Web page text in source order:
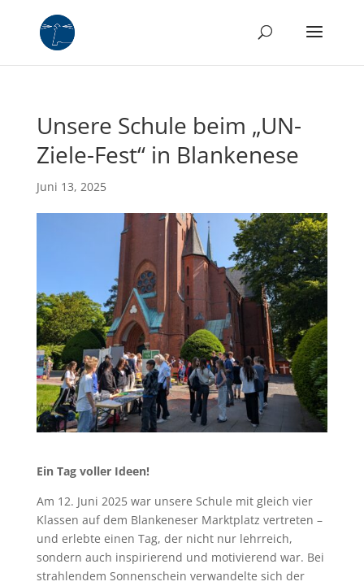
Unsere Schule beim „UN-
Ziele-Fest“ in Blankenese
Juni 13, 2025
Ein Tag voller Ideen!
Am 12. Juni 2025 war unsere Schule mit gleich vier
Klassen auf dem Blankeneser Marktplatz vertreten –
und erlebte einen Tag, der nicht nur lehrreich,
sondern auch inspirierend und motivierend war. Bei
strahlendem Sonnenschein verwandelte sich der